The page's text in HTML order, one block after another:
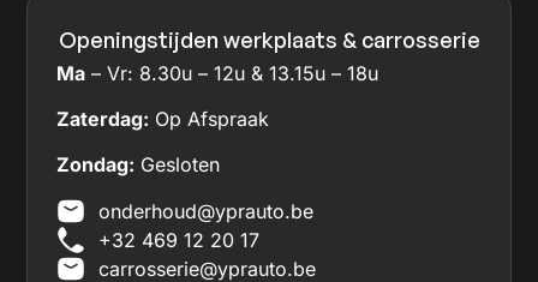
Openingstijden werkplaats & carrosserie
Ma – Vr: 8.30u – 12u & 13.15u – 18u
Zaterdag: Op Afspraak
Zondag: Gesloten
onderhoud@yprauto.be
+32 469 12 20 17
carrosserie@yprauto.be